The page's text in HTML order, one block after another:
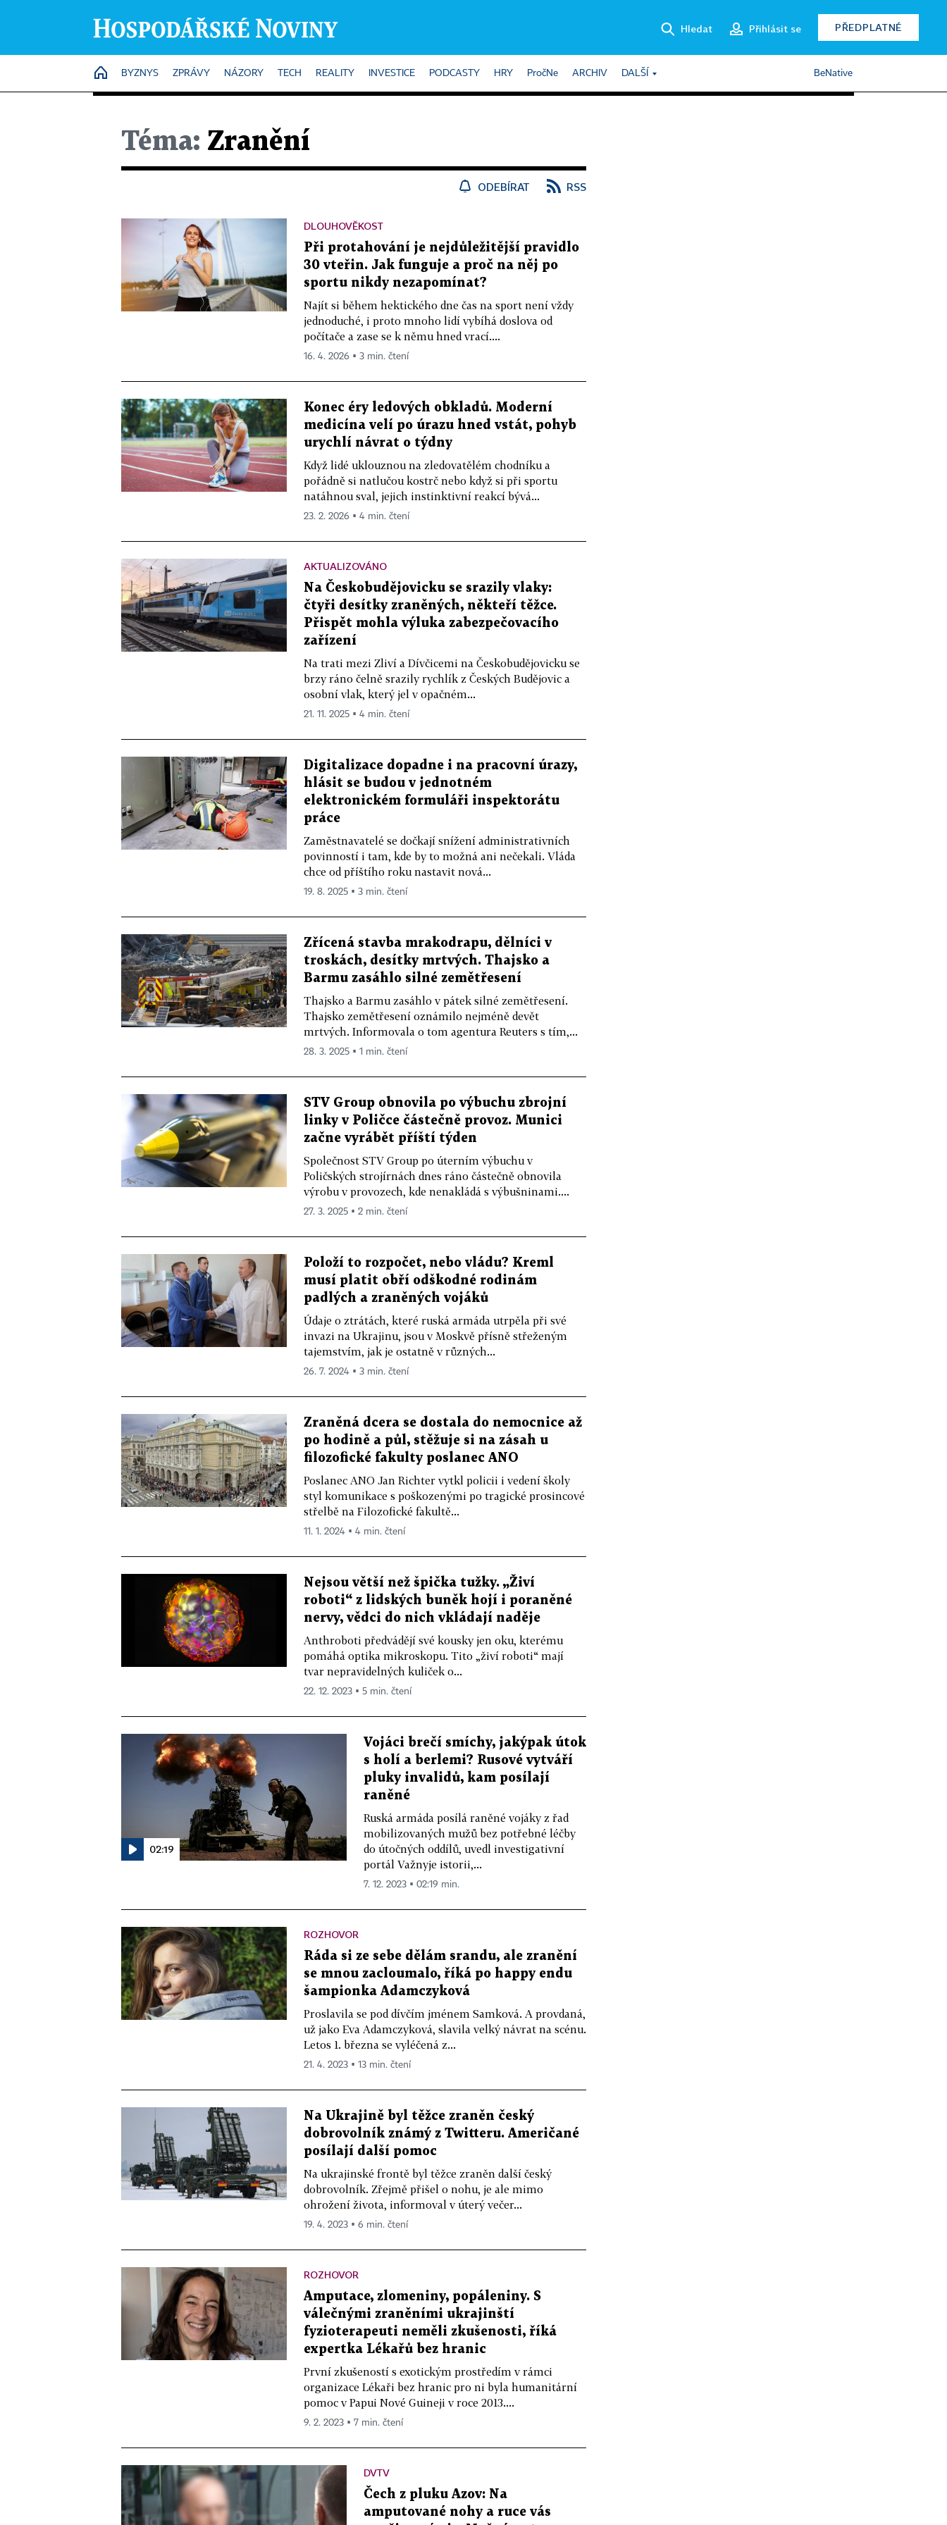
Hledat Přihlásit se PŘEDPLATNÉ
HOME
BYZNYS ZPRÁVY NÁZORY TECH REALITY INVESTICE PODCASTY HRY PročNe ARCHIV DALŠÍ BeNative
Téma: Zranění
ODEBÍRAT RSS
DLOUHOVĚKOST
Při protahování je nejdůležitější pravidlo
30 vteřin. Jak funguje a proč na něj po
sportu nikdy nezapomínat?
Najít si během hektického dne čas na sport není vždy
jednoduché, i proto mnoho lidí vybíhá doslova od
počítače a zase se k němu hned vrací....
16. 4. 2026 ▪ 3 min. čtení
Konec éry ledových obkladů. Moderní
medicína velí po úrazu hned vstát, pohyb
urychlí návrat o týdny
Když lidé uklouznou na zledovatělém chodníku a
pořádně si natlučou kostrč nebo když si při sportu
natáhnou sval, jejich instinktivní reakcí bývá...
23. 2. 2026 ▪ 4 min. čtení
AKTUALIZOVÁNO
Na Českobudějovicku se srazily vlaky:
čtyři desítky zraněných, někteří těžce.
Přispět mohla výluka zabezpečovacího
zařízení
Na trati mezi Zliví a Dívčicemi na Českobudějovicku se
brzy ráno čelně srazily rychlík z Českých Budějovic a
osobní vlak, který jel v opačném...
21. 11. 2025 ▪ 4 min. čtení
Digitalizace dopadne i na pracovní úrazy,
hlásit se budou v jednotném
elektronickém formuláři inspektorátu
práce
Zaměstnavatelé se dočkají snížení administrativních
povinností i tam, kde by to možná ani nečekali. Vláda
chce od příštího roku nastavit nová...
19. 8. 2025 ▪ 3 min. čtení
Zřícená stavba mrakodrapu, dělníci v
troskách, desítky mrtvých. Thajsko a
Barmu zasáhlo silné zemětřesení
Thajsko a Barmu zasáhlo v pátek silné zemětřesení.
Thajsko zemětřesení oznámilo nejméně devět
mrtvých. Informovala o tom agentura Reuters s tím,...
28. 3. 2025 ▪ 1 min. čtení
STV Group obnovila po výbuchu zbrojní
linky v Poličce částečně provoz. Munici
začne vyrábět příští týden
Společnost STV Group po úterním výbuchu v
Poličských strojírnách dnes ráno částečně obnovila
výrobu v provozech, kde nenakládá s výbušninami....
27. 3. 2025 ▪ 2 min. čtení
Položí to rozpočet, nebo vládu? Kreml
musí platit obří odškodné rodinám
padlých a zraněných vojáků
Údaje o ztrátách, které ruská armáda utrpěla při své
invazi na Ukrajinu, jsou v Moskvě přísně střeženým
tajemstvím, jak je ostatně v různých...
26. 7. 2024 ▪ 3 min. čtení
Zraněná dcera se dostala do nemocnice až
po hodině a půl, stěžuje si na zásah u
filozofické fakulty poslanec ANO
Poslanec ANO Jan Richter vytkl policii i vedení školy
styl komunikace s poškozenými po tragické prosincové
střelbě na Filozofické fakultě...
11. 1. 2024 ▪ 4 min. čtení
Nejsou větší než špička tužky. „Živí
roboti“ z lidských buněk hojí i poraněné
nervy, vědci do nich vkládají naděje
Anthroboti předvádějí své kousky jen oku, kterému
pomáhá optika mikroskopu. Tito „živí roboti“ mají
tvar nepravidelných kuliček o...
22. 12. 2023 ▪ 5 min. čtení
02:19
Vojáci brečí smíchy, jakýpak útok
s holí a berlemi? Rusové vytváří
pluky invalidů, kam posílají
raněné
Ruská armáda posílá raněné vojáky z řad
mobilizovaných mužů bez potřebné léčby
do útočných oddílů, uvedl investigativní
portál Važnyje istorii,...
7. 12. 2023 ▪ 02:19 min.
ROZHOVOR
Ráda si ze sebe dělám srandu, ale zranění
se mnou zacloumalo, říká po happy endu
šampionka Adamczyková
Proslavila se pod dívčím jménem Samková. A provdaná,
už jako Eva Adamczyková, slavila velký návrat na scénu.
Letos 1. března se vyléčená z...
21. 4. 2023 ▪ 13 min. čtení
Na Ukrajině byl těžce zraněn český
dobrovolník známý z Twitteru. Američané
posílají další pomoc
Na ukrajinské frontě byl těžce zraněn další český
dobrovolník. Zřejmě přišel o nohu, je ale mimo
ohrožení života, informoval v úterý večer...
19. 4. 2023 ▪ 6 min. čtení
ROZHOVOR
Amputace, zlomeniny, popáleniny. S
válečnými zraněními ukrajinští
fyzioterapeuti neměli zkušenosti, říká
expertka Lékařů bez hranic
První zkušeností s exotickým prostředím v rámci
organizace Lékaři bez hranic pro ni byla humanitární
pomoc v Papui Nové Guineji v roce 2013....
9. 2. 2023 ▪ 7 min. čtení
DVTV
Čech z pluku Azov: Na
amputované nohy a ruce vás